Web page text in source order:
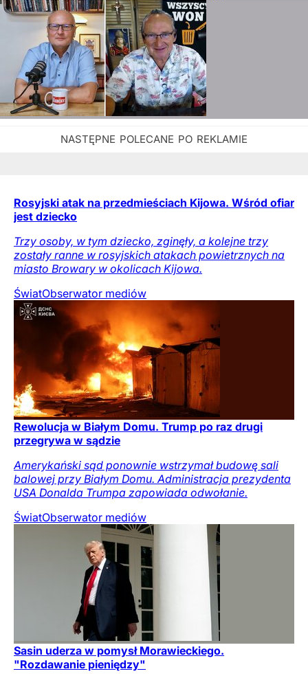
Rosyjski atak na przedmieściach Kijowa. Wśród ofiar
jest dziecko
Trzy osoby, w tym dziecko, zginęły, a kolejne trzy
zostały ranne w rosyjskich atakach powietrznych na
miasto Browary w okolicach Kijowa.
ŚwiatObserwator mediów
Rewolucja w Białym Domu. Trump po raz drugi
przegrywa w sądzie
Amerykański sąd ponownie wstrzymał budowę sali
balowej przy Białym Domu. Administracja prezydenta
USA Donalda Trumpa zapowiada odwołanie.
ŚwiatObserwator mediów
Sasin uderza w pomysł Morawieckiego.
"Rozdawanie pieniędzy"